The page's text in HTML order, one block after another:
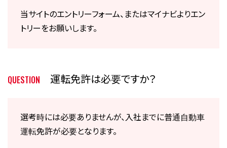
当サイトのエントリーフォーム、またはマイナビよりエン
トリーをお願いします。
QUESTION 運転免許は必要ですか？
選考時には必要ありませんが、入社までに普通自動車
運転免許が必要となります。